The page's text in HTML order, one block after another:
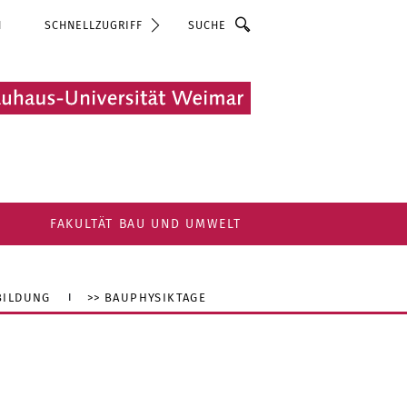
SCHNELLZUGRIFF Suche
FAKULTÄT BAU UND UMWELT
>> BAUPHYSIKTAGE